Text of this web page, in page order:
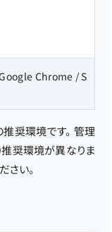
Chrome / S
奨環境です。 管理
奨環境が異なりま
さい。